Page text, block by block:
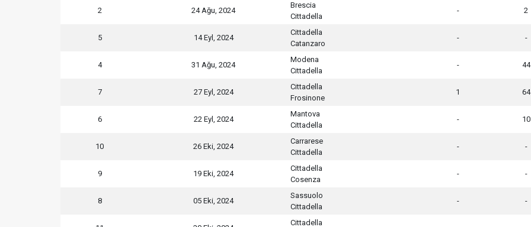
2 24 Ağu, 2024
Brescia
Cittadella
- 2
5 14 Eyl, 2024
Cittadella
Catanzaro
- -
4 31 Ağu, 2024
Modena
Cittadella
- 44
7 27 Eyl, 2024
Cittadella
Frosinone
1 64
6 22 Eyl, 2024
Mantova
Cittadella
- 10
10 26 Eki, 2024
Carrarese
Cittadella
- -
9 19 Eki, 2024
Cittadella
Cosenza
- -
8 05 Eki, 2024
Sassuolo
Cittadella
- -
Cittadella